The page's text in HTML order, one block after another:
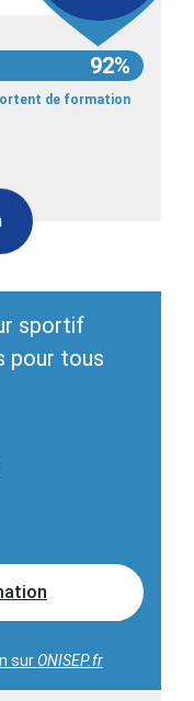
92%
de formation
sportif
pour tous
surONISEP.fr